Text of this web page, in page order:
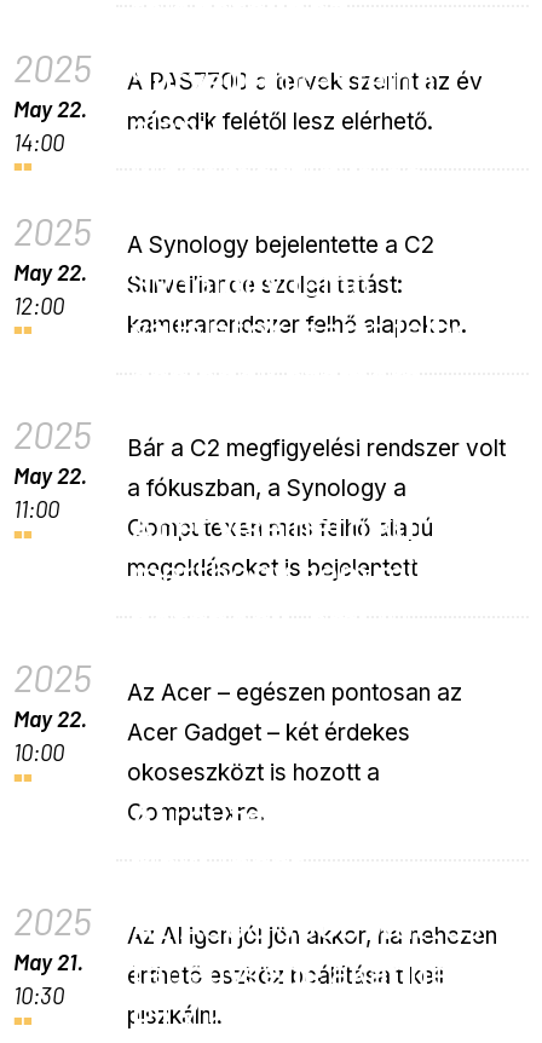
2025
May 22.
14:00
A PAS7700 a tervek szerint az év
második felétől lesz elérhető.
2025
May 22.
12:00
Surveillance: felhő
alapú
A Synology bejelentette a C2
Surveillance szolgáltatást:
kamerarendszer felhő alapokon.
2025
May 22.
11:00
Synology felhő
vállalatok, saját felhő
Bár a C2 megfigyelési rendszer volt
a fókuszban, a Synology a
Computexen más felhő alapú
megoldásokat is bejelentett.
2025
May 22.
10:00
Acer viselhető kütyük:
merthogy nem mind
Az Acer – egészen pontosan az
Acer Gadget – két érdekes
okoseszközt is hozott a
Computexre.
2025
May 21.
10:30
AI routert mutatott a
Az AI igen jól jön akkor, ha nehezen
érthető eszköz beállításait kell
piszkálni.
Az ASUS 3000 wattos
tápegysége akár négy
RTX 5090-et is